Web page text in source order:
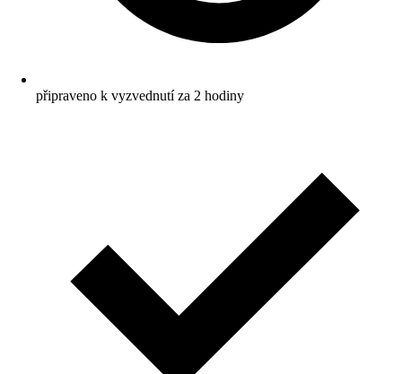
připraveno k vyzvednutí za 2 hodiny